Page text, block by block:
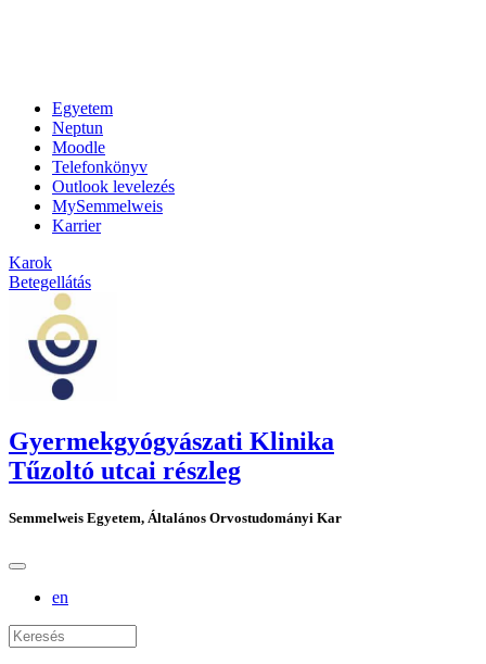
Egyetem
Neptun
Moodle
Telefonkönyv
Outlook levelezés
MySemmelweis
Karrier
Karok
Betegellátás
Gyermekgyógyászati Klinika
Tűzoltó utcai részleg
Semmelweis Egyetem, Általános Orvostudományi Kar
en